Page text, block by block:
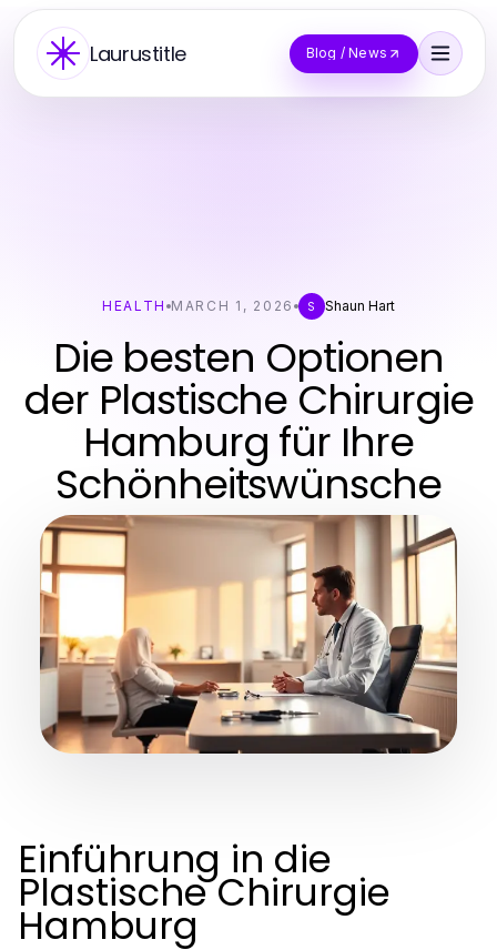
Laurustitle Blog / News
HEALTH MARCH 1, 2026 S Shaun Hart
Die besten Optionen
der Plastische Chirurgie
Hamburg für Ihre
Schönheitswünsche
Einführung in die
Plastische Chirurgie
Hamburg